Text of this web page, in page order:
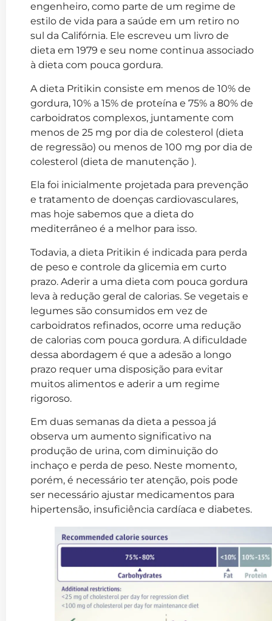
engenheiro, como parte de um regime de
estilo de vida para a saúde em um retiro no
sul da Califórnia. Ele escreveu um livro de
dieta em 1979 e seu nome continua associado
à dieta com pouca gordura.
A dieta Pritikin consiste em menos de 10% de
gordura, 10% a 15% de proteína e 75% a 80% de
carboidratos complexos, juntamente com
menos de 25 mg por dia de colesterol (dieta
de regressão) ou menos de 100 mg por dia de
colesterol (dieta de manutenção ).
Ela foi inicialmente projetada para prevenção
e tratamento de doenças cardiovasculares,
mas hoje sabemos que a dieta do
mediterrâneo é a melhor para isso.
Todavia, a dieta Pritikin é indicada para perda
de peso e controle da glicemia em curto
prazo. Aderir a uma dieta com pouca gordura
leva à redução geral de calorias. Se vegetais e
legumes são consumidos em vez de
carboidratos refinados, ocorre uma redução
de calorias com pouca gordura. A dificuldade
dessa abordagem é que a adesão a longo
prazo requer uma disposição para evitar
muitos alimentos e aderir a um regime
rigoroso.
Em duas semanas da dieta a pessoa já
observa um aumento significativo na
produção de urina, com diminuição do
inchaço e perda de peso. Neste momento,
porém, é necessário ter atenção, pois pode
ser necessário ajustar medicamentos para
hipertensão, insuficiência cardíaca e diabetes.